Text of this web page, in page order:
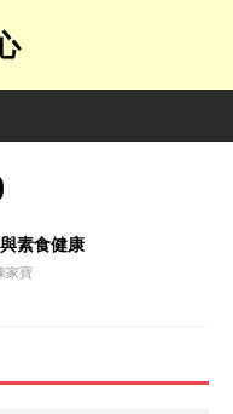
素食健康
家寶